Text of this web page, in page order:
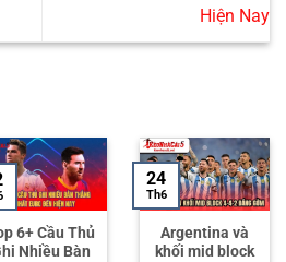
Hiện Nay
6+ Cầu Thủ
Nhiều Bàn
Argentina và
khối mid block
24
Th6